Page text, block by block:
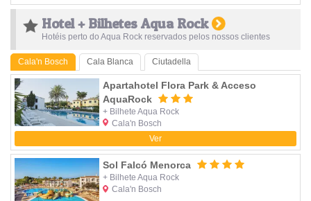
Hotel + Bilhetes Aqua Rock
Hotéis perto do Aqua Rock reservados pelos nossos clientes
Cala'n Bosch Cala Blanca Ciutadella
Apartahotel Flora Park & Acceso
AquaRock
+ Bilhete Aqua Rock
Cala'n Bosch
Ver
Sol Falcó Menorca
+ Bilhete Aqua Rock
Cala'n Bosch